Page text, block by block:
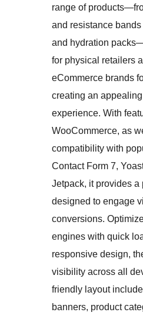
range of
and resistance
and hydration
for physical retailers
eCommerce brands
creating an
experience. With
WooCommerce, as
compatibility with
Contact Form 7,
Jetpack, it provides a
designed to engage
conversions.
engines with quick
responsive design,
visibility across all
friendly layout
banners, product